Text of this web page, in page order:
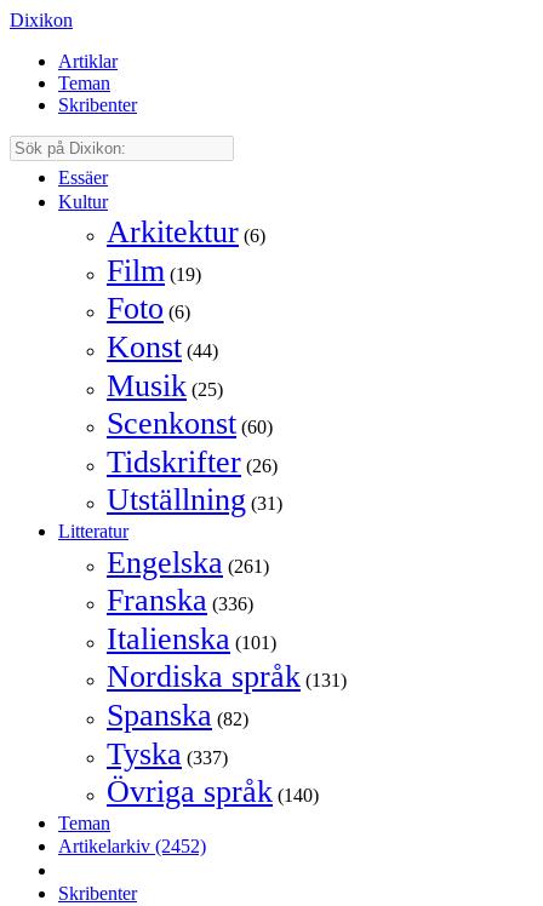
Dixikon
Artiklar
Teman
Skribenter
Essäer
Kultur
Arkitektur (6)
Film (19)
Foto (6)
Konst (44)
Musik (25)
Scenkonst (60)
Tidskrifter (26)
Utställning (31)
Litteratur
Engelska (261)
Franska (336)
Italienska (101)
Nordiska språk (131)
Spanska (82)
Tyska (337)
Övriga språk (140)
Teman
Artikelarkiv (2452)
Skribenter